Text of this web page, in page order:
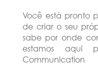
Você está pronto
de criar o seu
sabe por onde
estamos aqui